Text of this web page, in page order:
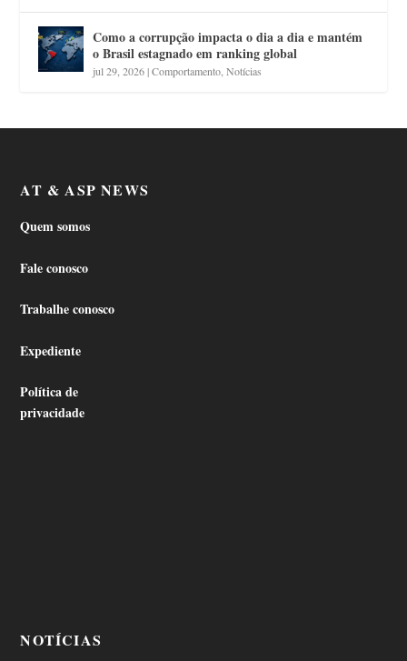
Como a corrupção impacta o dia a dia e mantém
o Brasil estagnado em ranking global
jul 29, 2026|Comportamento,Notícias
AT & ASP NEWS
Quem somos
Fale conosco
Trabalhe conosco
Expediente
Política de
privacidade
NOTÍCIAS